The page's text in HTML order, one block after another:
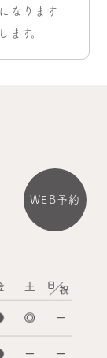
になります
ます。
WEB予約